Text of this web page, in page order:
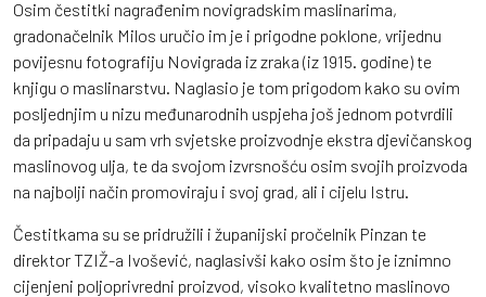
Osim čestitki nagrađenim novigradskim maslinarima,
gradonačelnik Milos uručio im je i prigodne poklone, vrijednu
povijesnu fotografiju Novigrada iz zraka (iz 1915. godine) te
knjigu o maslinarstvu. Naglasio je tom prigodom kako su ovim
posljednjim u nizu međunarodnih uspjeha još jednom potvrdili
da pripadaju u sam vrh svjetske proizvodnje ekstra djevičanskog
maslinovog ulja, te da svojom izvrsnošću osim svojih proizvoda
na najbolji način promoviraju i svoj grad, ali i cijelu Istru.
Čestitkama su se pridružili i županijski pročelnik Pinzan te
direktor TZIŽ-a Ivošević, naglasivši kako osim što je iznimno
cijenjeni poljoprivredni proizvod, visoko kvalitetno maslinovo